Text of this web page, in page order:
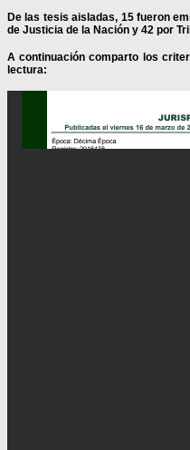
De las tesis aisladas, 15 fueron
de Justicia de la Nación y 42 por
A continuación comparto los
lectura: